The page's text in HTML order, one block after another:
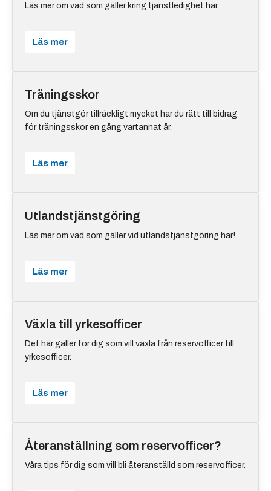
Läs mer om vad som gäller kring tjänstledighet här.
Läs mer
Träningsskor
Om du tjänstgör tillräckligt mycket har du rätt till bidrag
för träningsskor en gång vartannat år.
Läs mer
Utlandstjänstgöring
Läs mer om vad som gäller vid utlandstjänstgöring här!
Läs mer
Växla till yrkesofficer
Det här gäller för dig som vill växla från reservofficer till
yrkesofficer.
Läs mer
Återanställning som reservofficer?
Våra tips för dig som vill bli återanställd som reservofficer.